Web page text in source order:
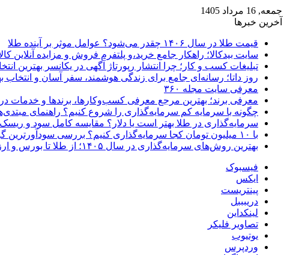
جمعه, 16 مرداد 1405
آخرین خبرها
قیمت طلا در سال ۱۴۰۶ چقدر می‌شود؟ عوامل موثر بر آینده طلا
سایت بیدکالا؛ راهکار جامع خرید،و پلتفرم فروش و مزایده آنلاین
تبلیغات کسب و کار؛ چرا انتشار رپورتاژ آگهی در یکانسر بهترین
روز داتا؛ رسانه‌ای جامع برای زندگی هوشمند، سفر آسان و انتخاب
معرفی سایت مجله ۳۶۰
معرفی برند؛ بهترین مرجع معرفی کسب‌وکارها، برندها و خدمات در
چگونه با سرمایه کم سرمایه‌گذاری را شروع کنیم؟ راهنمای
سرمایه‌گذاری در طلا بهتر است یا دلار؟ مقایسه کامل سود و ریسک
با ۱۰ میلیون تومان کجا سرمایه‌گذاری کنیم؟ بررسی سودآورترین گزینه‌ها
بهترین روش‌های سرمایه‌گذاری در سال ۱۴۰۵؛ از طلا تا بورس و ارز دیجیتال
فیسبوک
ایکس
پینتریست
دریبببل
لینکداین
تصاویر فلیکر
یوتیوب
وردپرس